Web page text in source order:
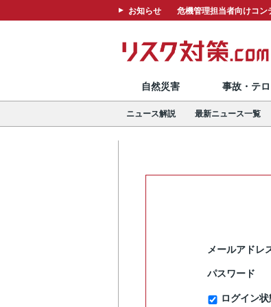
お知らせ 危機管理担当者向けコン
自然災害 事故・テロ
ニュース解説 最新ニュース一覧
メールアドレ
パスワード
ログイン